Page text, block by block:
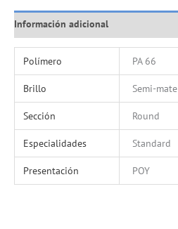
Información adicional
Polímero PA 66
Brillo Semi-mate
Sección Round
Especialidades Standard
Presentación POY